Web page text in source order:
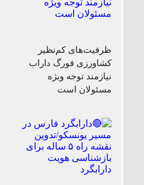
ظرفیت‌های کم‌نظیر
کشاورزی فورگ داراب
نیازمند توجه ویژه
مسئولان است